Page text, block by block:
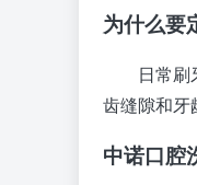
为什么要
日常
齿缝隙和牙
中诺口腔